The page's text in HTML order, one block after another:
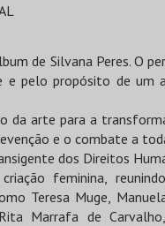
de Silvana Peres. O
e pelo propósito de um
da arte para a
e o combate a
dos Direitos
feminina,
Teresa Muge,
Marrafa de